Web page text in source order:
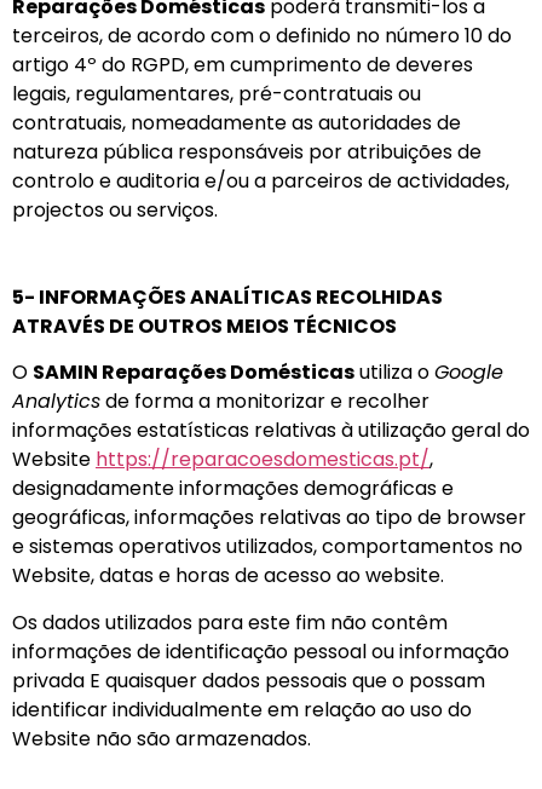
Reparações Domésticas poderá transmiti-los a
terceiros, de acordo com o definido no número 10 do
artigo 4º do RGPD, em cumprimento de deveres
legais, regulamentares, pré-contratuais ou
contratuais, nomeadamente as autoridades de
natureza pública responsáveis por atribuições de
controlo e auditoria e/ou a parceiros de actividades,
projectos ou serviços.
5- INFORMAÇÕES ANALÍTICAS RECOLHIDAS
ATRAVÉS DE OUTROS MEIOS TÉCNICOS
O SAMIN Reparações Domésticasutiliza oGoogle
Analyticsde forma a monitorizar e recolher
informações estatísticas relativas à utilização geral do
Website https://reparacoesdomesticas.pt/,
designadamente informações demográficas e
geográficas, informações relativas ao tipo de browser
e sistemas operativos utilizados, comportamentos no
Website, datas e horas de acesso ao website.
Os dados utilizados para este fim não contêm
informações de identificação pessoal ou informação
privada E quaisquer dados pessoais que o possam
identificar individualmente em relação ao uso do
Website não são armazenados.